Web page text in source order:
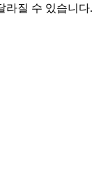
라질 수 있습니다.